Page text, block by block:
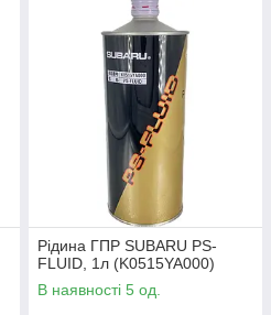
Рідина ГПР SUBARU PS-
FLUID, 1л (K0515YA000)
В наявності 5 од.